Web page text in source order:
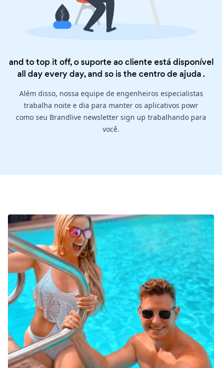
and to top it off, o suporte ao cliente está disponível
all day every day, and so is thecentro de ajuda .
Além disso, nossa equipe de engenheiros especialistas
trabalha noite e dia para manter os aplicativos powr
como seu Brandlive newsletter sign up trabalhando para
você.